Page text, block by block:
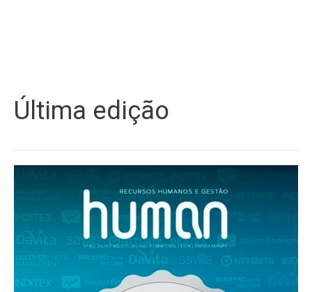
Última edição